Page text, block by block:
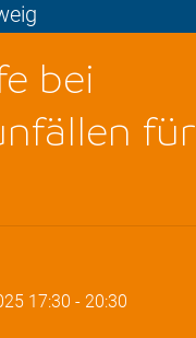
bei
für
17:30 - 20:30